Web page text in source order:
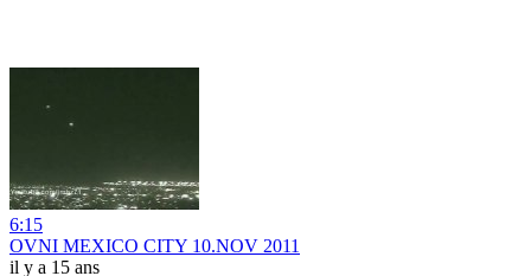
6:15
OVNI MEXICO CITY 10.NOV 2011
il y a 15 ans